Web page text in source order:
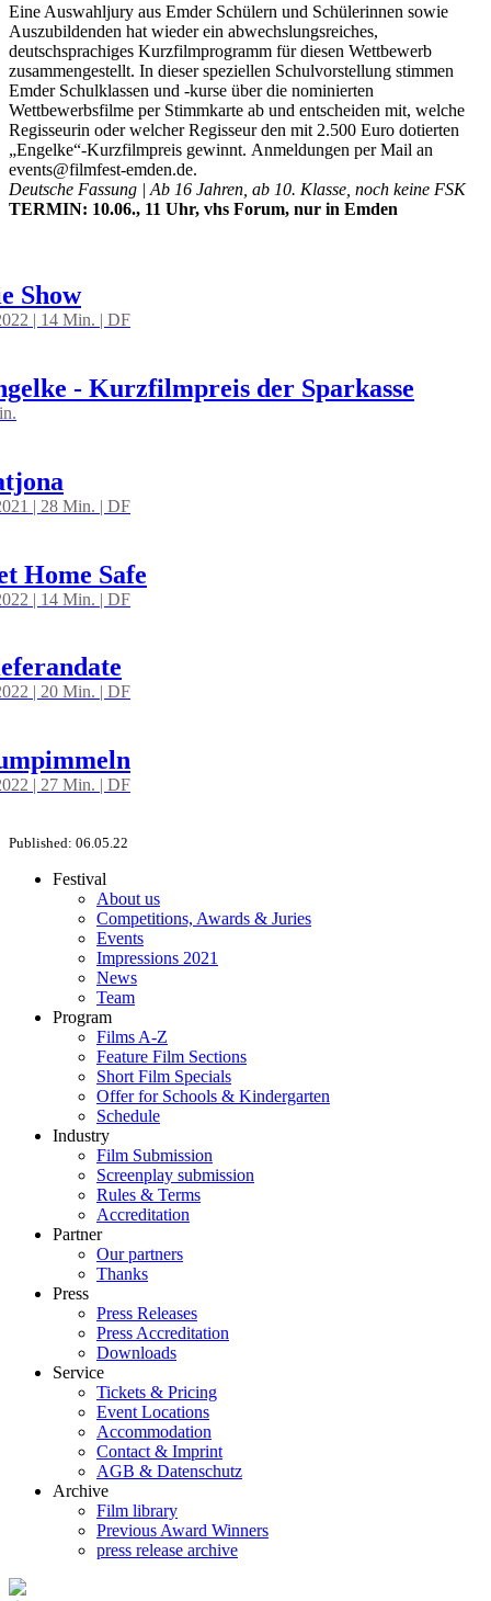
Eine Auswahljury aus Emder Schülern und Schülerinnen sowie
Auszubildenden hat wieder ein abwechslungsreiches,
deutschsprachiges Kurzfilmprogramm für diesen Wettbewerb
zusammengestellt. In dieser speziellen Schulvorstellung stimmen
Emder Schulklassen und -kurse über die nominierten
Wettbewerbsfilme per Stimmkarte ab und entscheiden mit, welche
Regisseurin oder welcher Regisseur den mit 2.500 Euro dotierten
„Engelke“-Kurzfilmpreis gewinnt. Anmeldungen per Mail an
events@filmfest-emden.de.
Deutsche Fassung | Ab 16 Jahren, ab 10. Klasse, noch keine FSK
TERMIN: 10.06., 11 Uhr, vhs Forum, nur in Emden
Show
| 14 Min. | DF
- Kurzfilmpreis der Sparkasse
| 28 Min. | DF
Home Safe
| 14 Min. | DF
| 20 Min. | DF
| 27 Min. | DF
Published: 06.05.22
Festival
About us
Competitions, Awards & Juries
Events
Impressions 2021
News
Team
Program
Films A-Z
Feature Film Sections
Short Film Specials
Offer for Schools & Kindergarten
Schedule
Industry
Film Submission
Screenplay submission
Rules & Terms
Accreditation
Partner
Our partners
Thanks
Press
Press Releases
Press Accreditation
Downloads
Service
Tickets & Pricing
Event Locations
Accommodation
Contact & Imprint
AGB & Datenschutz
Archive
Film library
Previous Award Winners
press release archive